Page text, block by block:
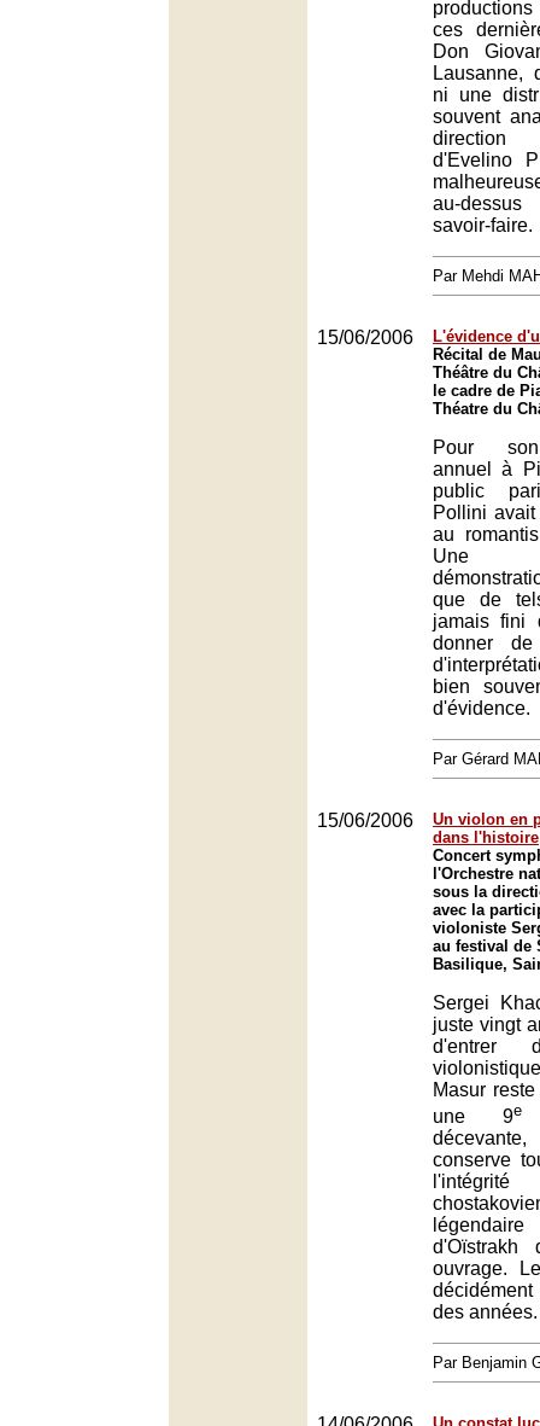
ces
Don
Lausanne,
ni une
souvent
d'Evelino
au-
savoir-faire.
Par Mehdi
15/06/2006
L'évidence
Récital de
Théâtre du
le cadre de
Théatre du
Pour
annuel à
public
Pollini
au
Une
que de
jamais fini
donner
bien
d'évidence.
Par Gérard
15/06/2006
Un violon en
dans l'histoire
Concert
l'Orchestre
sous la
avec la
violoniste
au festival de
Basilique,
Sergei
juste vingt
d'entrer
Masur
une 9e
conserve
d'Oïstrakh
ouvrage.
des années.
Par Benjamin